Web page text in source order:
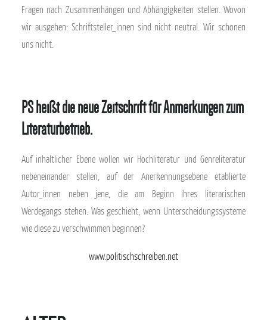
Fragen nach Zusammenhängen und Abhängigkeiten stellen. Wovon
wir ausgehen: Schriftsteller_innen sind nicht neutral. Wir schonen
uns nicht.
PS heißt die neue Zeitschrift für Anmerkungen zum
Literaturbetrieb.
Auf inhaltlicher Ebene wollen wir Hochliteratur und Genreliteratur
nebeneinander stellen, auf der Anerkennungsebene etablierte
Autor_innen neben jene, die am Beginn ihres literarischen
Werdegangs stehen. Was geschieht, wenn Unterscheidungssysteme
wie diese zu verschwimmen beginnen?
www.politischschreiben.net